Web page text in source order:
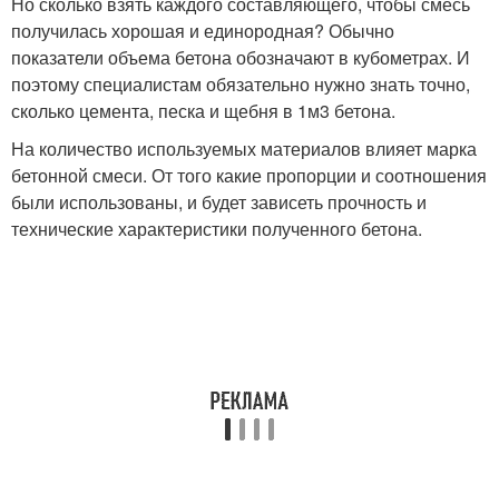
получилась хорошая и единородная? Обычно
показатели объема бетона обозначают в кубометрах. И
поэтому специалистам обязательно нужно знать точно,
сколько цемента, песка и щебня в 1м3 бетона.
На количество используемых материалов влияет марка
бетонной смеси. От того какие пропорции и соотношения
были использованы, и будет зависеть прочность и
технические характеристики полученного бетона.